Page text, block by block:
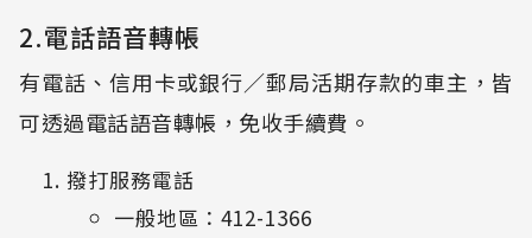
2.電話語音轉帳
有電話、信用卡或銀行／郵局活期存款的車主，皆
可透過電話語音轉帳，免收手續費。
撥打服務電話
一般地區：412-1366